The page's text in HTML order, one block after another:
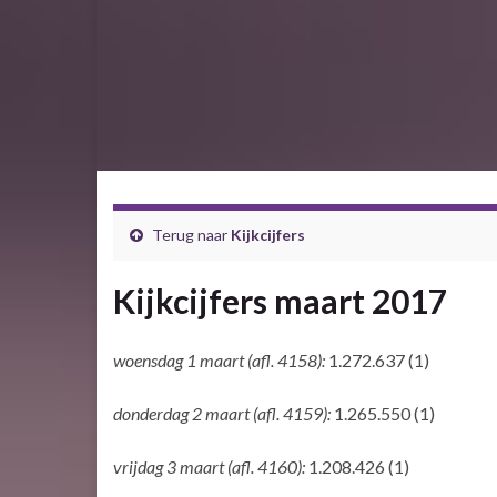
Terug naar Kijkcijfers
Kijkcijfers maart 2017
woensdag 1 maart (afl. 4158): 1.272.637 (1)
donderdag 2 maart (afl. 4159): 1.265.550 (1)
vrijdag 3 maart (afl. 4160): 1.208.426 (1)